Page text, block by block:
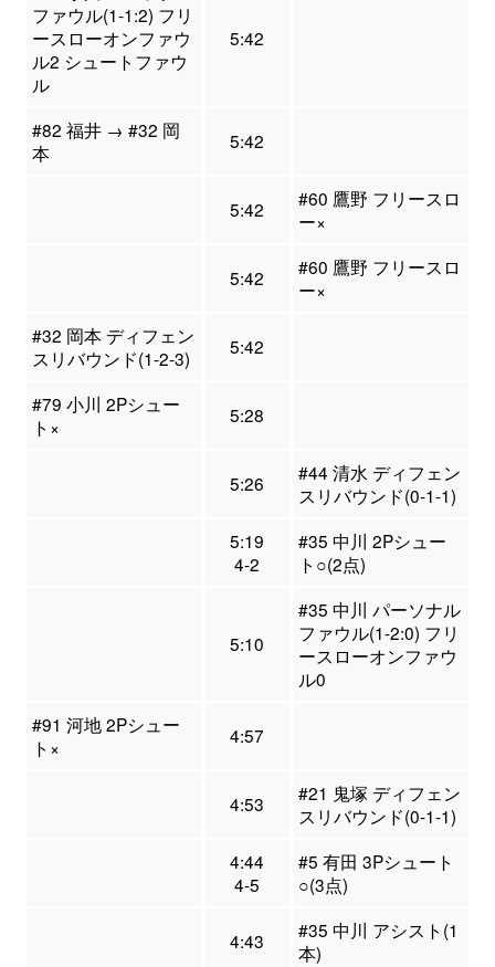
ファウル(1-1:2) フリ
ースローオンファウ
ル2 シュートファウ
ル
5:42
#82 福井 → #32 岡
本
5:42
5:42
#60 鷹野 フリースロ
ー×
5:42
#60 鷹野 フリースロ
ー×
#32 岡本 ディフェン
スリバウンド(1-2-3)
5:42
#79 小川 2Pシュー
ト×
5:28
5:26
#44 清水 ディフェン
スリバウンド(0-1-1)
5:19
4-2
#35 中川 2Pシュー
ト○(2点)
5:10
#35 中川 パーソナル
ファウル(1-2:0) フリ
ースローオンファウ
ル0
#91 河地 2Pシュー
ト×
4:57
4:53
#21 鬼塚 ディフェン
スリバウンド(0-1-1)
4:44
4-5
#5 有田 3Pシュート
○(3点)
4:43
#35 中川 アシスト(1
本)